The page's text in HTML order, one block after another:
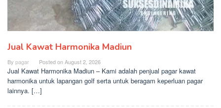
Jual Kawat Harmonika Madiun
By pagar Posted onAugust 2, 2026
Jual Kawat Harmonika Madiun – Kami adalah penjual pagar kawat
harmonika untuk lapangan golf serta untuk beragam keperluan pagar
lainnya. […]